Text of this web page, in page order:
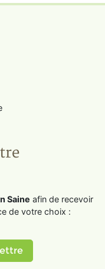
Saine afin de recevoir
de votre choix :